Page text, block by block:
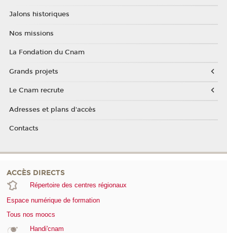
Jalons historiques
Nos missions
La Fondation du Cnam
Grands projets
Le Cnam recrute
Adresses et plans d'accès
Contacts
ACCÈS DIRECTS
Répertoire des centres régionaux
Espace numérique de formation
Tous nos moocs
Handi'cnam